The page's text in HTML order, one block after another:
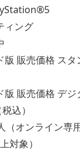
ィング
版 販売価格 ス
売価格 デジタ
込）
（オンライン専用
対象）